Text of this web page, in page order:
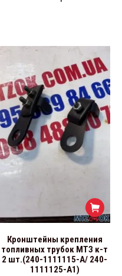
Кронштейны крепления
топливных трубок МТЗ к-т
2 шт.(240-1111115-А/ 240-
1111125-А1)